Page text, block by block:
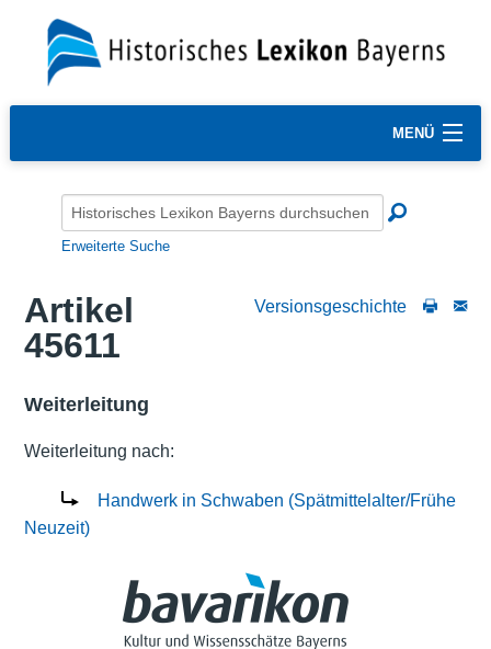
MENÜ
Erweiterte Suche
Versionsgeschichte
Artikel
45611
Weiterleitung
Weiterleitung nach:
Handwerk in Schwaben (Spätmittelalter/Frühe
Neuzeit)